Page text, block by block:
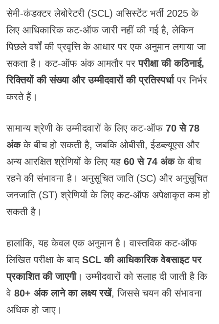
सेमी-कंडक्टर लेबोरेटरी (SCL) असिस्टेंट भर्ती 2025 के
लिए आधिकारिक कट-ऑफ जारी नहीं की गई है, लेकिन
पिछले वर्षों की प्रवृत्ति के आधार पर एक अनुमान लगाया जा
सकता है। कट-ऑफ अंक आमतौर परपरीक्षा की कठिनाई,
रिक्तियों की संख्या और उम्मीदवारों की प्रतिस्पर्धापर निर्भर
करते हैं।
सामान्य श्रेणी के उम्मीदवारों के लिए कट-ऑफ 70 से 78
अंकके बीच हो सकती है, जबकि ओबीसी, ईडब्ल्यूएस और
अन्य आरक्षित श्रेणियों के लिए यह 60 से 74 अंकके बीच
रहने की संभावना है। अनुसूचित जाति (SC) और अनुसूचित
जनजाति (ST) श्रेणियों के लिए कट-ऑफ अपेक्षाकृत कम हो
सकती है।
हालांकि, यह केवल एक अनुमान है। वास्तविक कट-ऑफ
लिखित परीक्षा के बाद SCL की आधिकारिक वेबसाइट पर
प्रकाशित की जाएगी। उम्मीदवारों को सलाह दी जाती है कि
वे 80+ अंक लाने का लक्ष्य रखें, जिससे चयन की संभावना
अधिक हो जाए।